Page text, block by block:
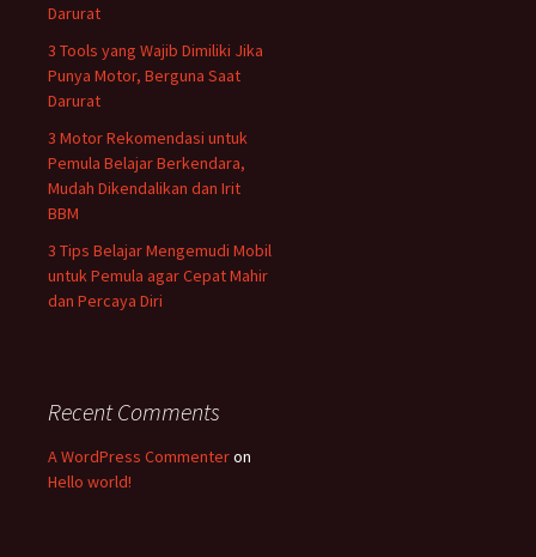
Darurat
3 Tools yang Wajib Dimiliki Jika
Punya Motor, Berguna Saat
Darurat
3 Motor Rekomendasi untuk
Pemula Belajar Berkendara,
Mudah Dikendalikan dan Irit
BBM
3 Tips Belajar Mengemudi Mobil
untuk Pemula agar Cepat Mahir
dan Percaya Diri
Recent Comments
A WordPress Commenteron
Hello world!